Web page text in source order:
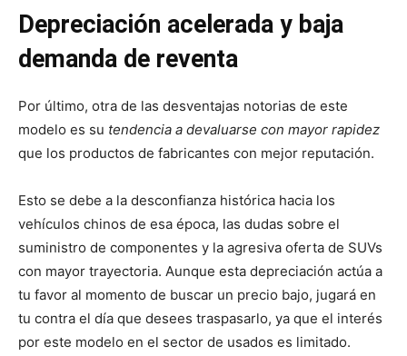
Depreciación acelerada y baja
demanda de reventa
Por último, otra de las desventajas notorias de este
modelo es su tendencia a devaluarse con mayor rapidez
que los productos de fabricantes con mejor reputación.
Esto se debe a la desconfianza histórica hacia los
vehículos chinos de esa época, las dudas sobre el
suministro de componentes y la agresiva oferta de SUVs
con mayor trayectoria. Aunque esta depreciación actúa a
tu favor al momento de buscar un precio bajo, jugará en
tu contra el día que desees traspasarlo, ya que el interés
por este modelo en el sector de usados es limitado.